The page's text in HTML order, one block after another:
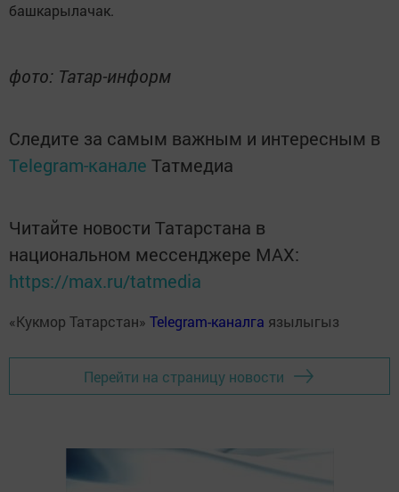
башкарылачак.
фото: Татар-информ
Следите за самым важным и интересным в
Telegram-канале Татмедиа
Читайте новости Татарстана в
национальном мессенджере MАХ:
https://max.ru/tatmedia
«Кукмор Татарстан» Telegram-каналга язылыгыз
Перейти на страницу новости